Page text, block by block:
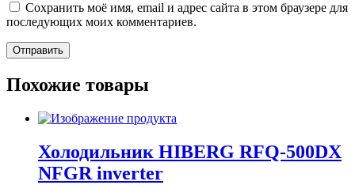
Сохранить моё имя, email и адрес сайта в этом браузере для
последующих моих комментариев.
Похожие товары
Холодильник HIBERG RFQ-500DX
NFGR inverter